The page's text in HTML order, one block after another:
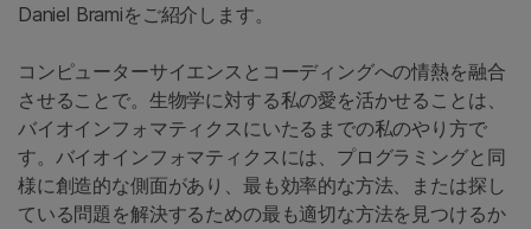
Daniel Bramiをご紹介します。
コンピューターサイエンスとコーディングへの情熱を融合
させることで。生物学に対する私の愛を活かせることは、
バイオインフォマティクスにいたるまでの私のやり方で
す。バイオインフォマティクスには、プログラミングと同
様に創造的な側面があり、最も効率的な方法、または探し
ている問題を解決するための最も適切な方法を見つけるか